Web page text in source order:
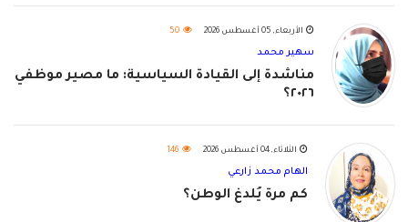
الأربعاء, 05 أغسطس 2026 50
سهير محمد
مناشدة إلى القيادة السياسية: ما مصير موظفي
٢٠٢٦؟
الثلاثاء, 04 أغسطس 2026 146
الهام محمد زارعي
كم مرة يُلدغ الوطن؟